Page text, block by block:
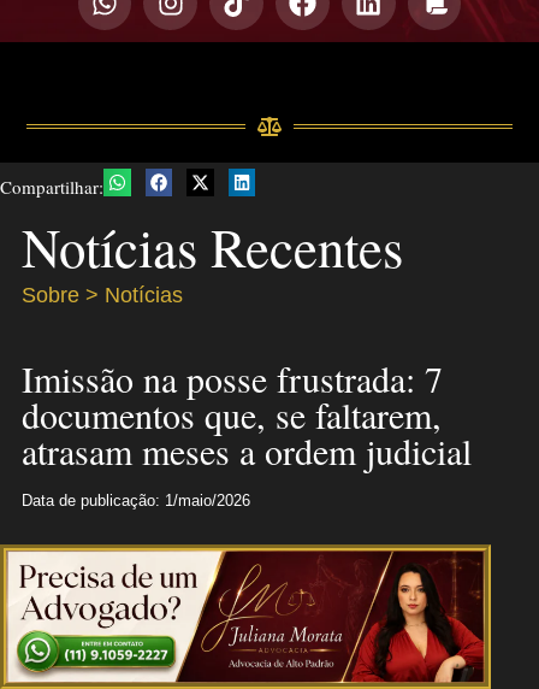
Compartilhar:
Notícias Recentes
Sobre > Notícias
Imissão na posse frustrada: 7
documentos que, se faltarem,
atrasam meses a ordem judicial
Data de publicação: 1/maio/2026